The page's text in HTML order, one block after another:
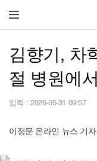
김향기, 차
절 병원에
입력 : 2026-05-31 09:57
이정문 온라인 뉴스 기